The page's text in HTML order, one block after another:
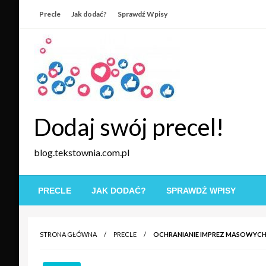
Precle Jak dodać? Sprawdź Wpisy
Dodaj swój precel!
blog.tekstownia.com.pl
PRECLE JAK DODAĆ? SPRAWDŹ WPISY
STRONA GŁÓWNA PRECLE OCHRANIANIE IMPREZ MASOWYCH